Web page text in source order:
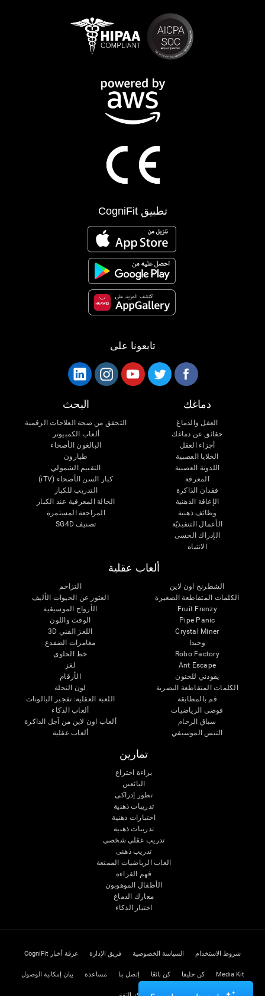
تطبيق CogniFit
تابعونا على
دماغك
العقل والدماغ
حقائق عن دماغك
أجزاء العقل
الخلايا العصبية
اللدونة العصبية
المعرفة
فقدان الذاكرة
الإعاقة الذهنية
وظائف ذهنية
الأعمال التنفيذيّة
الإدراك الحسى
الانتباه
البحث
التحقق من صحة العلاجات الرقمية
ألعاب الكمبيوتر
البالغون الأصحاء
طيارون
التقييم الشمولي
كبار السن الأصحاء (iTV)
التدريب للكبار
الحالة المعرفية عند الكبار
المراجعة المستمرة
تصنيف SG4D
ألعاب عقلية
الشطرنج اون لاين
الكلمات المتقاطعة الصغيرة
Fruit Frenzy
Pipe Panic
Crystal Miner
وحيدا
Robo Factory
Ant Escape
يقودني للجنون
الكلمات المتقاطعة البصرية
قم بالمطابقة
فوضى الرياضيات
سباق الرخام
التنس الموسيقي
التزاحم
العثور عن الحيوات الأليف
الأزواج الموسيقية
الوقت واللون
اللغز الفني 3D
مغامرات الضفدع
خط الحلوى
لغز
الأرقام
لون النحلة
اللعبة العقلية: تفجير البالونات
ألعاب الذكاء
ألعاب اون لاين من آجل الذاكرة
ألعاب عقلية
تمارين
براءة اختراع
البائعين
تطور إدراكى
تدريبات ذهنية
اختبارات ذهنية
تدريبات ذهنية
تدريب عقلي شخصي
تدريب ذهنى
العاب الرياضيات الممتعة
فهم القراءة
الأطفال الموهوبون
معارك الدماغ
اختبار الذكاء
شروط الاستخدام السياسة الخصوصية فريق الإدارة غرفة أخبار CogniFit
Media Kit كن حليفا كن بائعًا إتصل بنا مساعدة بيان إمكانية الوصول